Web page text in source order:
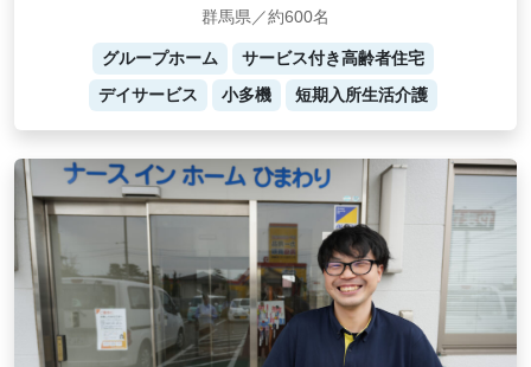
群馬県／約600名
グループホーム
サービス付き高齢者住宅
デイサービス
小多機 短期入所生活介護